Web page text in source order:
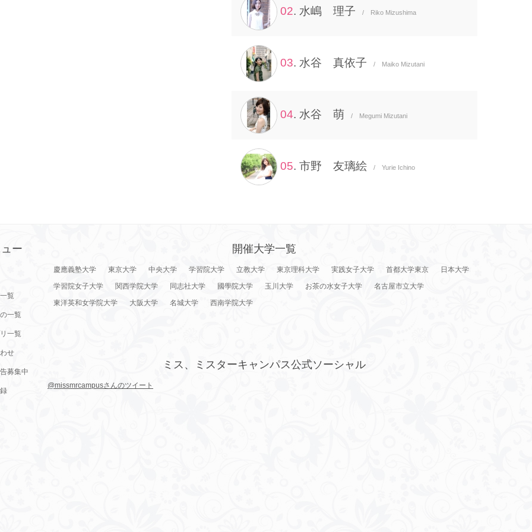
02. 水嶋 理子 / Riko Mizushima
03. 水谷 真依子 / Maiko Mizutani
04. 水谷 萌 / Megumi Mizutani
05. 市野 友璃絵 / Yurie Ichino
ー
覧
一覧
一覧
せ
募集中
開催大学一覧
慶應義塾大学 東京大学 中央大学 学習院大学 立教大学 東京理科大学 実践女子大学 首都大学東京
日本大学
学習院女子大学
関西学院大学 同志社大学 國學院大学 玉川大学 お茶の水女子大学
名古屋市立大学
東洋英和女学院大学
大阪大学 名城大学 西南学院大学
ミス、ミスターキャンパス公式ソーシャル
@missmrcampusさんのツイート